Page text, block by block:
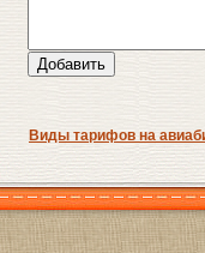
Виды тарифов на